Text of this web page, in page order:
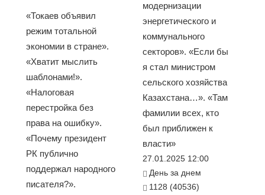
«Токаев объявил
режим тотальной
экономии в стране».
«Хватит мыслить
шаблонами!».
«Налоговая
перестройка без
права на ошибку».
«Почему президент
РК публично
поддержал народного
писателя?».
модернизации
энергетического и
коммунального
секторов». «Если бы
я стал министром
сельского хозяйства
Казахстана…». «Там
фамилии всех, кто
был приближен к
власти»
27.01.2025 12:00
День за днем
1128 (40536)